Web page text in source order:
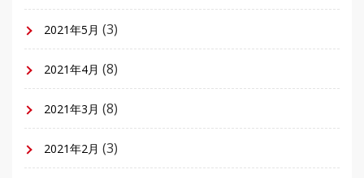
2021年5月 (3)
2021年4月 (8)
2021年3月 (8)
2021年2月 (3)